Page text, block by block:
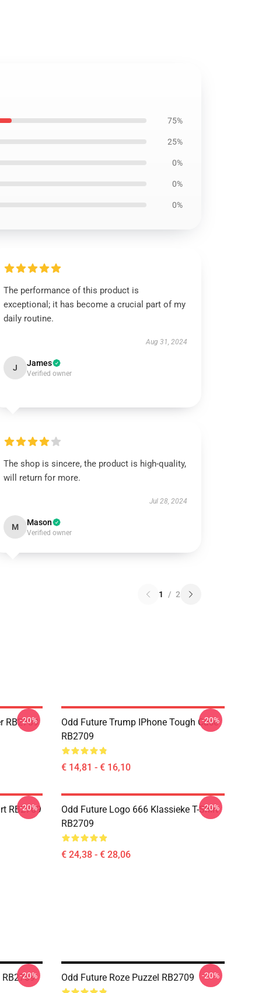
75%
25%
0%
0%
0%
The performance of this product is
exceptional; it has become a crucial part of my
daily routine.
Aug 31, 2024
J James
Verified owner
The shop is sincere, the product is high-quality,
will return for more.
Jul 28, 2024
M Mason
Verified owner
1 / 2
RB2709
-20%
Odd Future Trump IPhone Tough Case
RB2709
€ 14,81 - € 16,10
-20%
RB2709
-20%
Odd Future Logo 666 Klassieke T-Shirt
RB2709
€ 24,38 - € 28,06
-20%
RB2709
-20% Odd Future Roze Puzzel RB2709 -20%